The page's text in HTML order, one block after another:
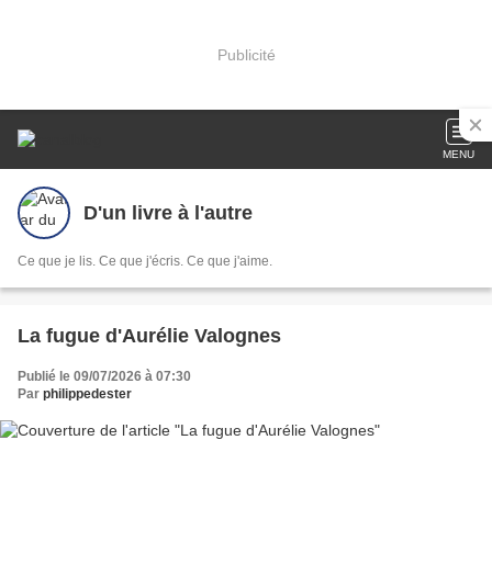
Publicité
MENU
D'un livre à l'autre
Ce que je lis. Ce que j'écris. Ce que j'aime.
La fugue d'Aurélie Valognes
Publié le 09/07/2026 à 07:30
Par philippedester